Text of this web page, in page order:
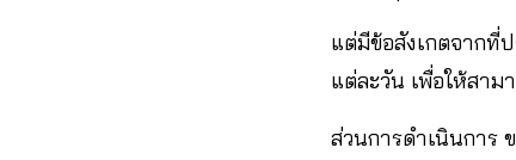
แต่มีข้อสังเกตจากที่
แต่ละวัน เพื่อให้สา
ส่วนการดำเนินการ